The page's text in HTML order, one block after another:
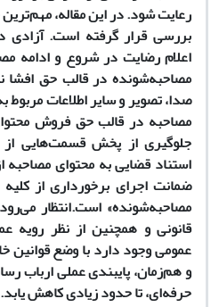
رعایت شود. در این مقاله،
بررسی قرار گرفته است. آزادی
اعلام‌‌ رضایت در شروع و ادامه
مصاحبه‌شونده در قالب حق
صدا، تصویر و سایر اطلاعات
مصاحبه در قالب حق فروش
جلوگیری از پخش قسمت‌هایی از
استناد قضایی به محتوای مصاحبه
ضمانت اجرای برخورداری از
مصاحبه‌شونده» است.انتظار
قانونی و همچنین از نظر رویه
عمومی وجود دارد با وضع قوانین
و هم‌‌زمان، پایبندی عملی ارباب
حرفه‌ای، تا حدود زیادی کاهش یابد.